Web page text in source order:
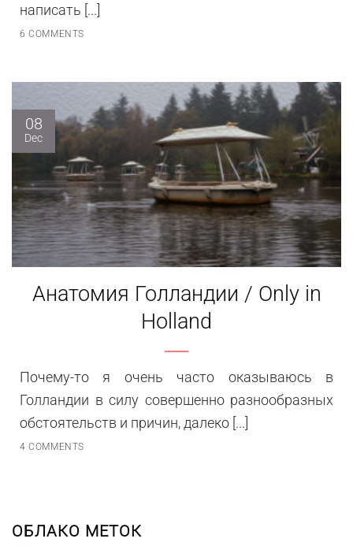
написать [...]
6 COMMENTS
Анатомия Голландии / Only in
Holland
Почему-то я очень часто оказываюсь в
Голландии в силу совершенно разнообразных
обстоятельств и причин, далеко [...]
4 COMMENTS
08
Dec
ОБЛАКО МЕТОК